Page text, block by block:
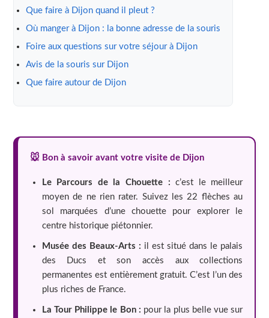
Que faire à Dijon quand il pleut ?
Où manger à Dijon : la bonne adresse de la souris
Foire aux questions sur votre séjour à Dijon
Avis de la souris sur Dijon
Que faire autour de Dijon
🐭 Bon à savoir avant votre visite de Dijon
Le Parcours de la Chouette : c’est le meilleur
moyen de ne rien rater. Suivez les 22 flèches au
sol marquées d’une chouette pour explorer le
centre historique piétonnier.
Musée des Beaux-Arts : il est situé dans le palais
des Ducs et son accès aux collections
permanentes est entièrement gratuit. C’est l’un des
plus riches de France.
La Tour Philippe le Bon : pour la plus belle vue sur